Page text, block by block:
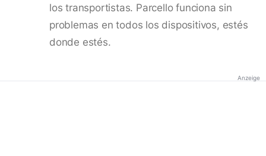
los transportistas. Parcello funciona sin
problemas en todos los dispositivos, estés
donde estés.
Anzeige